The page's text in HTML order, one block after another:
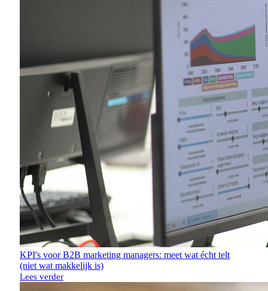
KPI's voor B2B marketing managers: meet wat écht telt
(niet wat makkelijk is)
Lees verder